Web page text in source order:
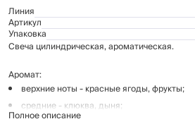
Линия
Артикул
Упаковка
Свеча цилиндрическая, ароматическая.
Аромат:
верхние ноты - красные ягоды, фрукты;
средние - клюква, дыня;
базовые ноты - сладкие ноты.
Полное описание